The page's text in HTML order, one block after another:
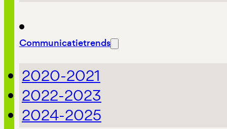
Communicatietrends
2020-2021
2022-2023
2024-2025